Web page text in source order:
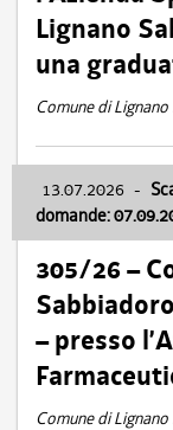
Lignano
una
Comune di
13.07.2026 -
domande:
305/26 –
– presso
Comune di